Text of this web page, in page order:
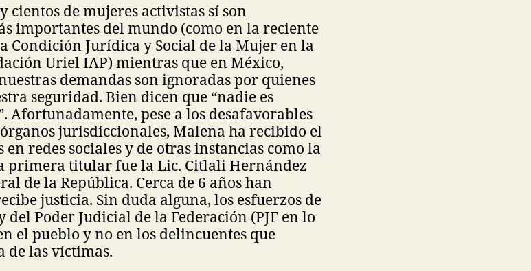
cientos de mujeres activistas sí son
importantes del mundo (como en la reciente
Condición Jurídica y Social de la Mujer en la
Uriel IAP) mientras que en México,
demandas son ignoradas por quienes
seguridad. Bien dicen que “nadie es
Afortunadamente, pese a los desafavorables
jurisdiccionales, Malena ha recibido el
redes sociales y de otras instancias como la
primera titular fue la Lic. Citlali Hernández
de la República. Cerca de 6 años han
justicia. Sin duda alguna, los esfuerzos de
Poder Judicial de la Federación (PJF en lo
el pueblo y no en los delincuentes que
de las víctimas.